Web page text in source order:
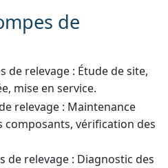
de
de relevage : Étude de site,
mise en service.
relevage : Maintenance
composants, vérification des
de relevage : Diagnostic des